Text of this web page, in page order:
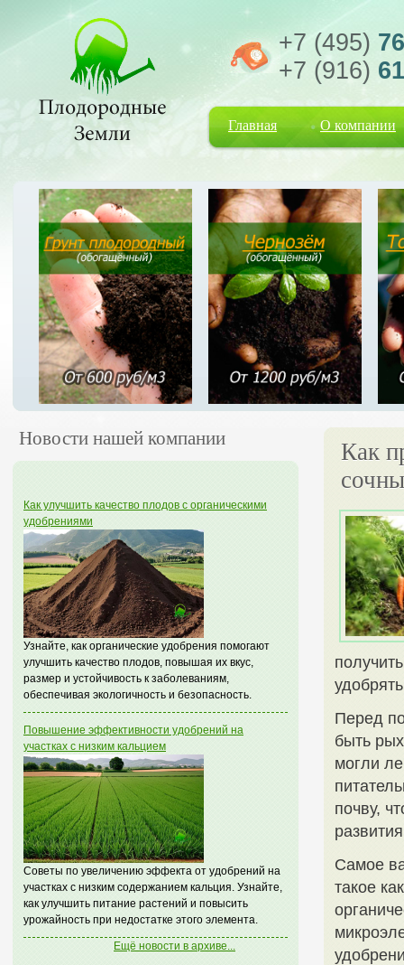
+7 (495)
+7 (916)
Главная О компании
Новости нашей компании
Как улучшить качество плодов с органическими
удобрениями
Узнайте, как органические удобрения помогают
улучшить качество плодов, повышая их вкус,
размер и устойчивость к заболеваниям,
обеспечивая экологичность и безопасность.
Повышение эффективности удобрений на
участках с низким кальцием
Советы по увеличению эффекта от удобрений на
участках с низким содержанием кальция. Узнайте,
как улучшить питание растений и повысить
урожайность при недостатке этого элемента.
Ещё новости в архиве...
Как
Перед
быть
могли
почву,
Самое
такое